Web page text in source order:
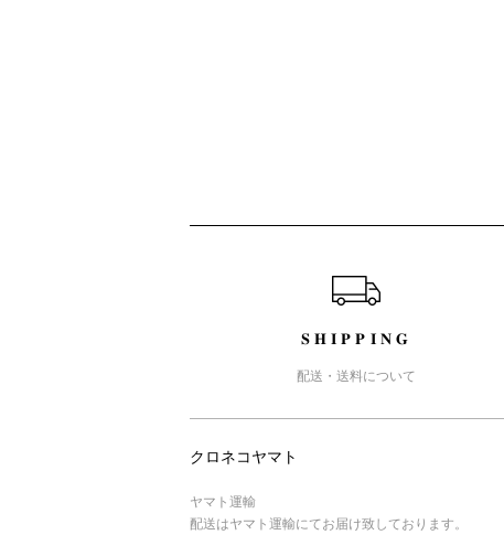
SHIPPING
配送・送料について
クロネコヤマト
ヤマト運輸
配送はヤマト運輸にてお届け致しております。